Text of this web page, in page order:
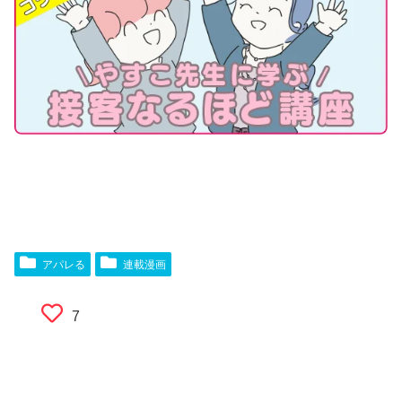
アパレる 連載漫画
7